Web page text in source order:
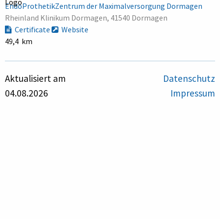
EndoProthetikZentrum der Maximalversorgung Dormagen
Rheinland Klinikum Dormagen, 41540 Dormagen
Certificate
Website
49,4 km
Aktualisiert am
04.08.2026
Datenschutz
Impressum